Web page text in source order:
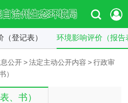
登记表） 环境影响评价（报告
公开 > 法定主动公开内容 > 行政审
）
、书）